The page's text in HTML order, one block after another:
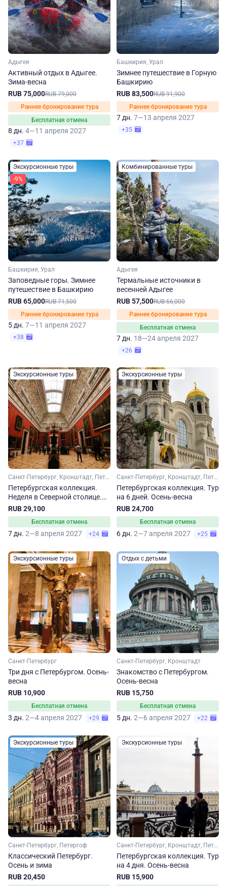
Адыгея
Активный отдых в Адыгее.
Зима-весна
RUB 75,000RUB 79,000
Раннее бронирование тура
Бесплатная отмена
8 дн. 4—11 апреля 2027
+37
Башкирия, Урал
Зимнее путешествие в Горную
Башкирию
RUB 83,500RUB 91,900
Раннее бронирование тура
7 дн. 7—13 апреля 2027
+35
Экскурсионные туры
-9%
Башкирия, Урал
Заповедные горы. Зимнее
путешествие в Башкирию
RUB 65,000RUB 71,500
Раннее бронирование тура
5 дн. 7—11 апреля 2027
+38
Комбинированные туры
Адыгея
Термальные источники в
весенней Адыгее
RUB 57,500RUB 66,000
Раннее бронирование тура
Бесплатная отмена
7 дн. 18—24 апреля 2027
+26
Экскурсионные туры
Санкт-Петербург, Кронштадт, Петергоф
Петербургская коллекция.
Неделя в Северной столице.
Осень-весна
RUB 29,100
Бесплатная отмена
7 дн. 2—8 апреля 2027 +24
Экскурсионные туры
Санкт-Петербург, Кронштадт, Петергоф
Петербургская коллекция. Тур
на 6 дней. Осень-весна
RUB 24,700
Бесплатная отмена
6 дн. 2—7 апреля 2027 +25
Экскурсионные туры
Санкт-Петербург
Три дня с Петербургом. Осень-
весна
RUB 10,900
Бесплатная отмена
3 дн. 2—4 апреля 2027 +29
Отдых с детьми
Санкт-Петербург, Кронштадт
Знакомство с Петербургом.
Осень-весна
RUB 15,750
Бесплатная отмена
5 дн. 2—6 апреля 2027 +22
Экскурсионные туры
Санкт-Петербург, Петергоф
Классический Петербург.
Осень и зима
RUB 20,450
Экскурсионные туры
Санкт-Петербург, Кронштадт, Петергоф
Петербургская коллекция. Тур
на 4 дня. Осень-весна
RUB 15,900